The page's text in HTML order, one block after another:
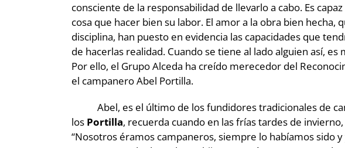
consciente de la responsabilidad de llevarlo a cabo. Es
cosa que hacer bien su labor. El amor a la obra bien
disciplina, han puesto en evidencia las capacidades que
de hacerlas realidad. Cuando se tiene al lado alguien así,
Por ello, el Grupo Alceda ha creído merecedor del
el campanero Abel Portilla.
Abel, es el último de los fundidores tradicionales de
los Portilla, recuerda cuando en las frías tardes de
“Nosotros éramos campaneros, siempre lo habíamos sido